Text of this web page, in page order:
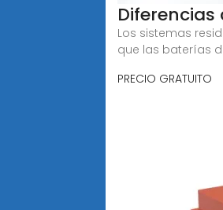
Los sistemas
que las baterías
PRECIO GRATUITO